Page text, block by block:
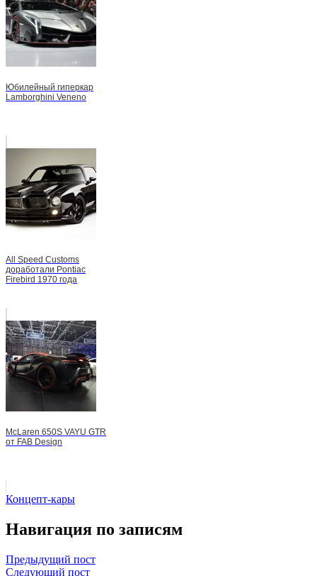
Юбилейный гиперкар
Lamborghini Veneno
All Speed Customs
доработали Pontiac
Firebird 1970 года
McLaren 650S VAYU GTR
от FAB Design
Концепт-кары
Навигация по записям
Предыдущий пост
Следующий пост